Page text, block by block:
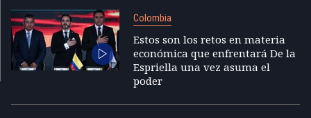
Colombia
Estos son los retos en materia
económica que enfrentará De la
Espriella una vez asuma el
poder